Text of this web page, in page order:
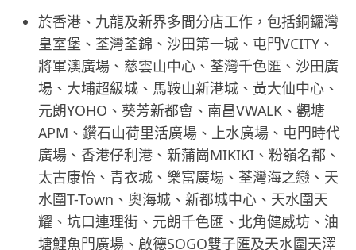
於香港、九龍及新界多間分店工作，包括銅鑼灣
皇室堡、荃灣荃錦、沙田第一城、屯門VCITY、
將軍澳廣場、慈雲山中心、荃灣千色匯、沙田廣
場、大埔超級城、馬鞍山新港城、黃大仙中心、
元朗YOHO、葵芳新都會、南昌VWALK、觀塘
APM、鑽石山荷里活廣場、上水廣場、屯門時代
廣場、香港仔利港、新蒲崗MIKIKI、粉嶺名都、
太古康怡、青衣城、樂富廣場、荃灣海之戀、天
水圍T-Town、奧海城、新都城中心、天水圍天
耀、坑口連理街、元朗千色匯、北角健威坊、油
塘鯉魚門廣場、啟德SOGO雙子匯及天水圍天澤